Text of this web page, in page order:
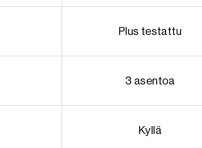
Plus testattu
3 asentoa
Kyllä